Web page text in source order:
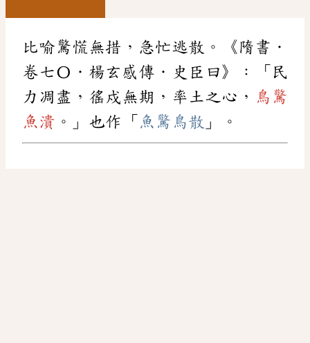
比喻驚慌無措，急忙逃散。《隋書．
卷七〇．楊玄感傳．史臣曰》：「民
力凋盡，徭戍無期，率土之心， 鳥驚
魚潰 。」也作「 魚驚鳥散 」。